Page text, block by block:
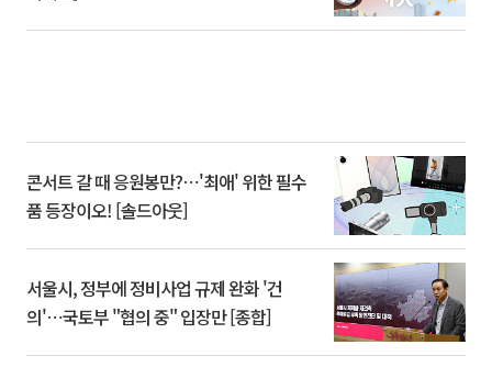
콘서트 갈 때 응원봉만?⋯'최애' 위한 필수
품 등장이오! [솔드아웃]
서울시, 정부에 정비사업 규제 완화 '건
의'⋯국토부 "협의 중" 입장만 [종합]